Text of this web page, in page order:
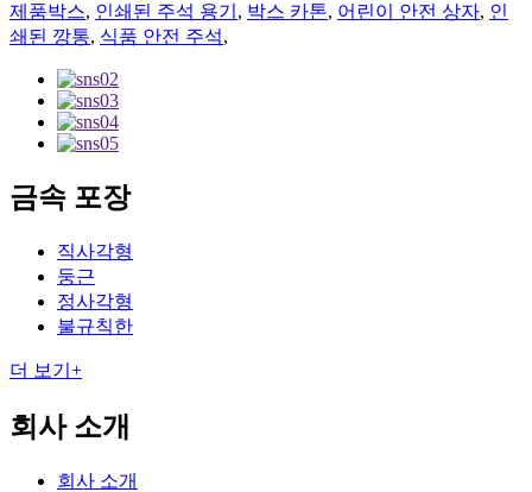
제품박스, 인쇄된 주석 용기 , 박스 카톤, 어린이 안전 상자, 인
쇄된 깡통, 식품 안전 주석,
금속 포장
직사각형
둥근
정사각형
불규칙한
더 보기+
회사 소개
회사 소개